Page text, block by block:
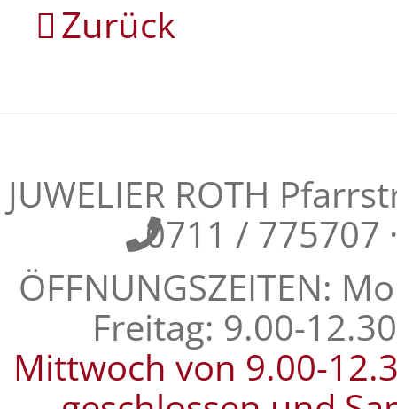
Zurück
JUWELIER ROTH
0711 / 775707
ÖFFNUNGSZEITEN:
Freitag: 9.00-
Mittwoch von 9.00-